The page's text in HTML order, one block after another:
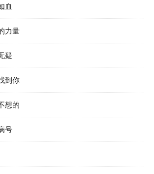
血
力量
疑
到你
想的
号